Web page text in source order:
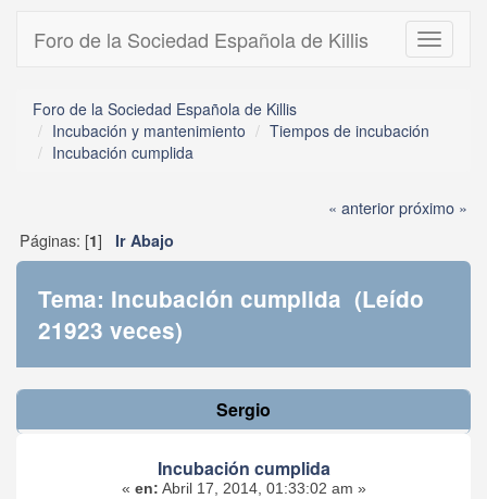
Toggle
Foro de la Sociedad Española de Killis
Foro de la Sociedad Española de Killis
Incubación y mantenimiento
Tiempos de incubación
Incubación cumplida
« anteriorpróximo »
Páginas: [1] Ir Abajo
Tema: Incubación cumplida (Leído
21923 veces)
Sergio
Incubación cumplida
« en: Abril 17, 2014, 01:33:02 am »